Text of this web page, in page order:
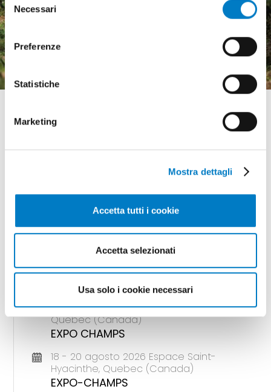
all’utilizzo di tutti, o solamente di alcuni di essi, ti
del
consenso
Necessari
Preferenze
Statistiche
Marketing
Mostra dettagli
Accetta tutti i cookie
Accetta selezionati
Usa solo i cookie necessari
Macchine agricole, mercato
l'incertezza economica
GLI APPUNTAMENTI
della meccanizzazione
18 - 20 agosto 2026 Gunnedah, Nsw
(Australia)
AGQUIP FIELD DAYS
18 - 20 agosto 2026 Saint-Hyacinthe,
Quebec (Canada)
EXPO CHAMPS
18 - 20 agosto 2026 Espace Saint-
Hyacinthe, Quebec (Canada)
EXPO-CHAMPS